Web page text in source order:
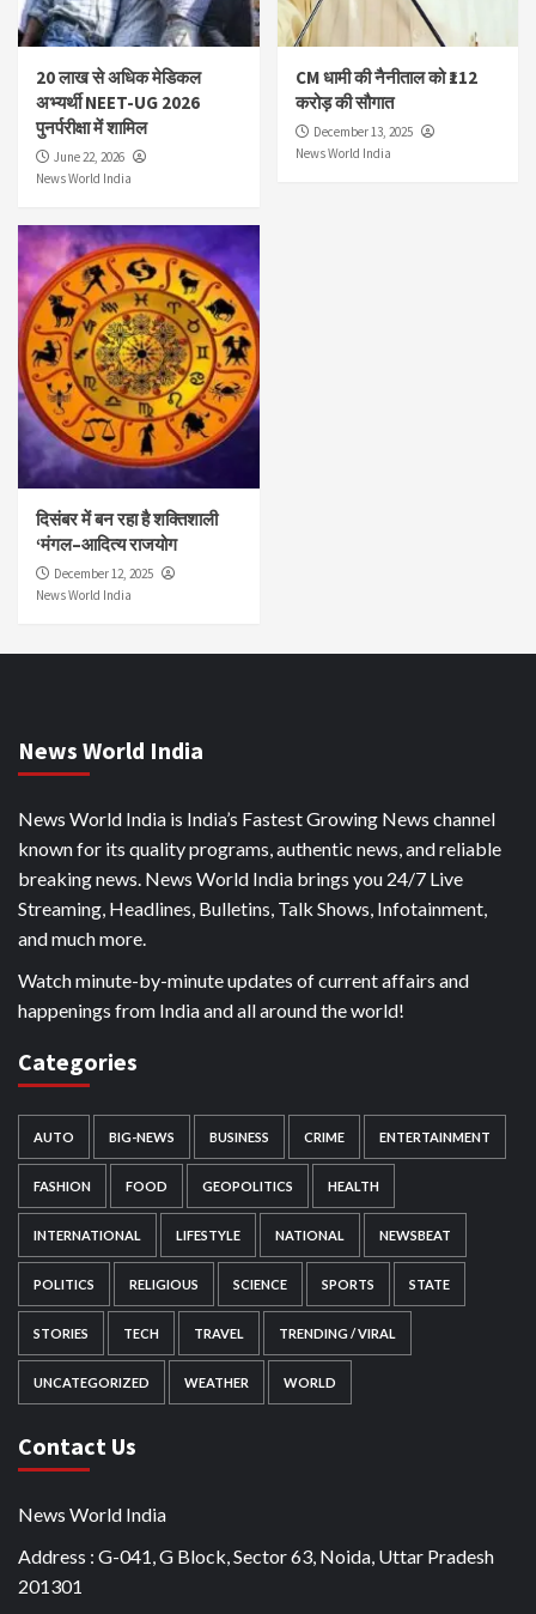
20 लाख से अधिक मेडिकल
अभ्यर्थी NEET-UG 2026
पुनर्परीक्षा में शामिल
June 22, 2026
News World India
CM धामी की नैनीताल को ₹112
करोड़ की सौगात
December 13, 2025
News World India
दिसंबर में बन रहा है शक्तिशाली
‘मंगल–आदित्य राजयोग
December 12, 2025
News World India
News World India
News World India is India’s Fastest Growing News channel
known for its quality programs, authentic news, and reliable
breaking news. News World India brings you 24/7 Live
Streaming, Headlines, Bulletins, Talk Shows, Infotainment,
and much more.
Watch minute-by-minute updates of current affairs and
happenings from India and all around the world!
Categories
AUTO BIG-NEWS BUSINESS CRIME ENTERTAINMENT
FASHION FOOD GEOPOLITICS HEALTH
INTERNATIONAL LIFESTYLE NATIONAL NEWSBEAT
POLITICS RELIGIOUS SCIENCE SPORTS STATE
STORIES TECH TRAVEL TRENDING / VIRAL
UNCATEGORIZED WEATHER WORLD
Contact Us
News World India
Address : G-041, G Block, Sector 63, Noida, Uttar Pradesh
201301